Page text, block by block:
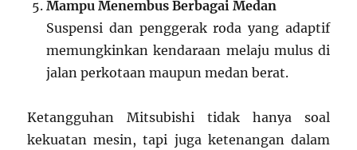
Mampu Menembus Berbagai Medan
Suspensi dan penggerak roda yang adaptif
memungkinkan kendaraan melaju mulus di
jalan perkotaan maupun medan berat.
Ketangguhan Mitsubishi tidak hanya soal
kekuatan mesin, tapi juga ketenangan dalam